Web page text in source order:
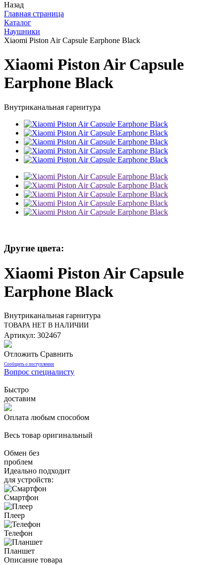
Назад
Главная страница
Каталог
Наушники
Xiaomi Piston Air Capsule Earphone Black
Xiaomi Piston Air Capsule
Earphone Black
Внутриканальная гарнитура
Другие цвета:
Xiaomi Piston Air Capsule
Earphone Black
Внутриканальная гарнитура
ТОВАРА НЕТ В НАЛИЧИИ
Артикул: 302467
Отложить Сравнить
Сообщить о поступлении
Вопрос специалисту
Быстро
доставим
Оплата любым способом
Весь товар оригинальный
Обмен без
проблем
Идеально подходит
для устройств:
Смартфон
Плеер
Телефон
Планшет
Описание товара